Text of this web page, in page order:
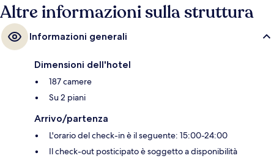
Altre informazioni sulla struttura
Informazioni generali
Dimensioni dell'hotel
187 camere
Su 2 piani
Arrivo/partenza
L'orario del check-in è il seguente: 15:00-24:00
Il check-out posticipato è soggetto a disponibilità